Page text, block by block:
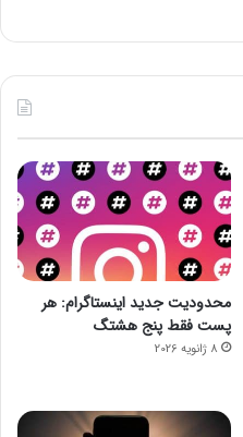
محدودیت جدید اینستاگرام: هر
پست فقط پنج هشتگ
8 ژانویه 2026